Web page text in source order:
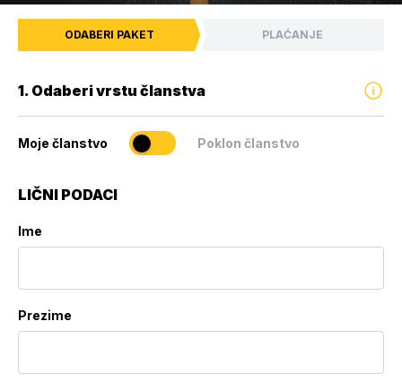
ODABERI PAKET PLAĆANJE
1. Odaberi vrstu članstva
Moje članstvo Poklon članstvo
LIČNI PODACI
Ime
Prezime